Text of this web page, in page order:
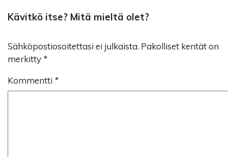
Kävitkö itse? Mitä mieltä olet?
Sähköpostiosoitettasi ei julkaista. Pakolliset kentät on
merkitty *
Kommentti *